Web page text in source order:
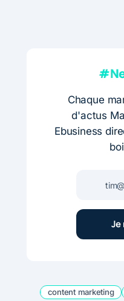
Chaque
d'actus
Ebusiness
content marketing